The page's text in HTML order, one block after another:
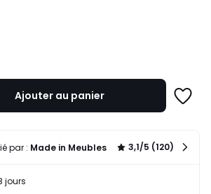
Ajouter au panier
liste
par : Made in Meubles 3,1/5 (120)
jours